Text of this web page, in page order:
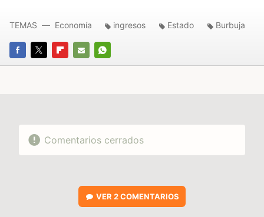
FACEBOOK
TWITTERFLIPBOARD
E-
WHATSAPP
TEMAS Economía ingresos Estado Burbuja
Comentarios cerrados
VER2 COMENTARIOS